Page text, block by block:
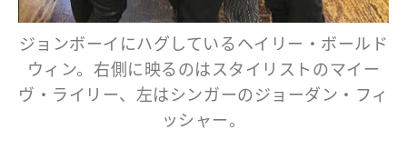
ジョンボーイにハグしているヘイリー・ボールド
ウィン。右側に映るのはスタイリストのマイー
ヴ・ライリー、左はシンガーのジョーダン・フィ
ッシャー。